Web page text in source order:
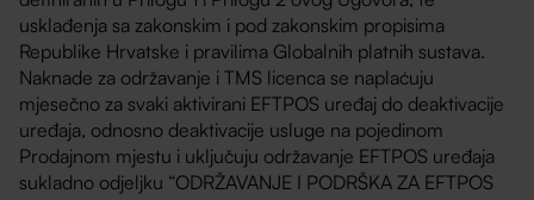
usklađenja sa zakonskim i pod zakonskim propisima
Republike Hrvatske i pravilima Globalnih platnih sustava.
Naknade za održavanje i TMS licenca se naplaćuju
mjesečno za svaki aktivirani EFTPOS uređaj do deaktivacije
uređaja, odnosno deaktivacije usluge na pojedinom
Prodajnom mjestu i uključuju održavanje EFTPOS uređaja
sukladno odjeljku “ODRŽAVANJE I PODRŠKA ZA EFTPOS